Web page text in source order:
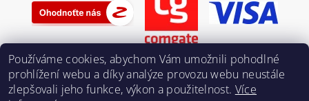
Používáme cookies, abychom Vám umožnili pohodlné
prohlížení webu a díky analýze provozu webu neustále
zlepšovali jeho funkce, výkon a použitelnost. Více